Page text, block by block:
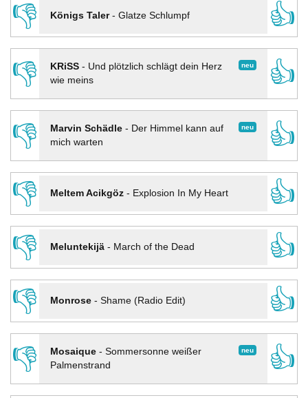
👎
Königs Taler- Glatze Schlumpf
👍
👎
neu
KRiSS- Und plötzlich schlägt dein Herz
wie meins
👍
👎 neu
Marvin Schädle- Der Himmel kann auf
mich warten
👍
👎
Meltem Acikgöz- Explosion In My Heart
👍
👎
Meluntekijä- March of the Dead
👍
👎
Monrose- Shame (Radio Edit)
👍
👎
neu
Mosaique- Sommersonne weißer
Palmenstrand
👍